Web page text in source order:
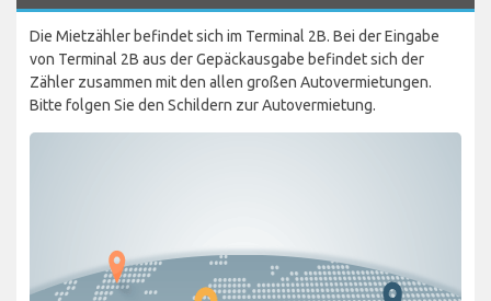
Die Mietzähler befindet sich im Terminal 2B. Bei der Eingabe
von Terminal 2B aus der Gepäckausgabe befindet sich der
Zähler zusammen mit den allen großen Autovermietungen.
Bitte folgen Sie den Schildern zur Autovermietung.